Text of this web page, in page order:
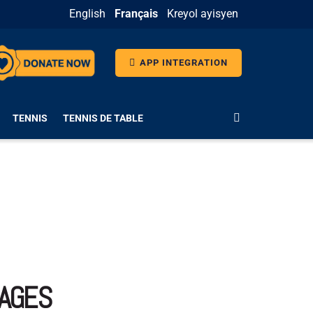
English Français Kreyol ayisyen
APP INTEGRATION
TENNIS TENNIS DE TABLE